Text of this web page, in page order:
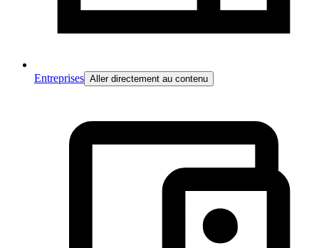
Entreprises Aller directement au contenu